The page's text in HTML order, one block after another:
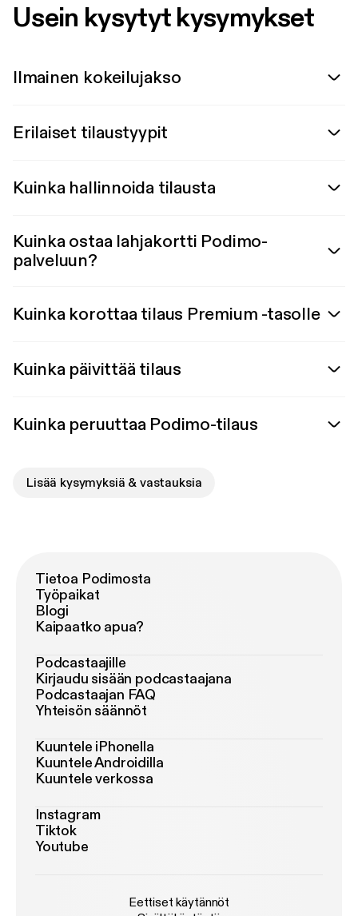
Usein kysytyt kysymykset
Ilmainen kokeilujakso
Erilaiset tilaustyypit
Kuinka hallinnoida tilausta
Kuinka ostaa lahjakortti Podimo-
palveluun?
Kuinka korottaa tilaus Premium -tasolle
Kuinka päivittää tilaus
Kuinka peruuttaa Podimo-tilaus
Lisää kysymyksiä & vastauksia
Tietoa Podimosta
Työpaikat
Blogi
Kaipaatko apua?
Podcastaajille
Kirjaudu sisään podcastaajana
Podcastaajan FAQ
Yhteisön säännöt
Kuuntele iPhonella
Kuuntele Androidilla
Kuuntele verkossa
Instagram
Tiktok
Youtube
Eettiset käytännöt